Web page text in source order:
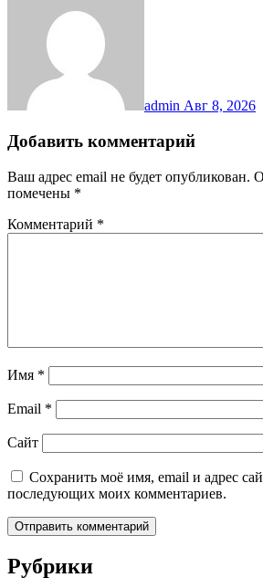
admin Авг 8, 2026
Добавить комментарий
Ваш адрес email не будет опубликован.
помечены *
Комментарий *
Имя *
Email *
Сайт
Сохранить моё имя, email и адрес
последующих моих комментариев.
Рубрики